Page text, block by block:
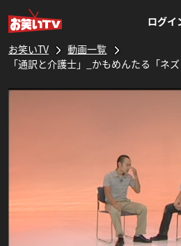
ログイ
お笑いTV
動画一覧
「通訳と介護士」_かもめんたる「ネ